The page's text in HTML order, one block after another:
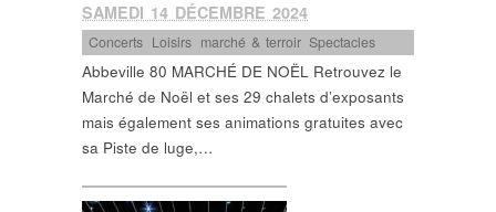
SAMEDI 14 DÉCEMBRE 2024
Concerts Loisirs marché & terroir,Spectacles
Abbeville 80 MARCHÉ DE NOËL Retrouvez le
Marché de Noël et ses 29 chalets d’exposants
mais également ses animations gratuites avec
sa Piste de luge,…